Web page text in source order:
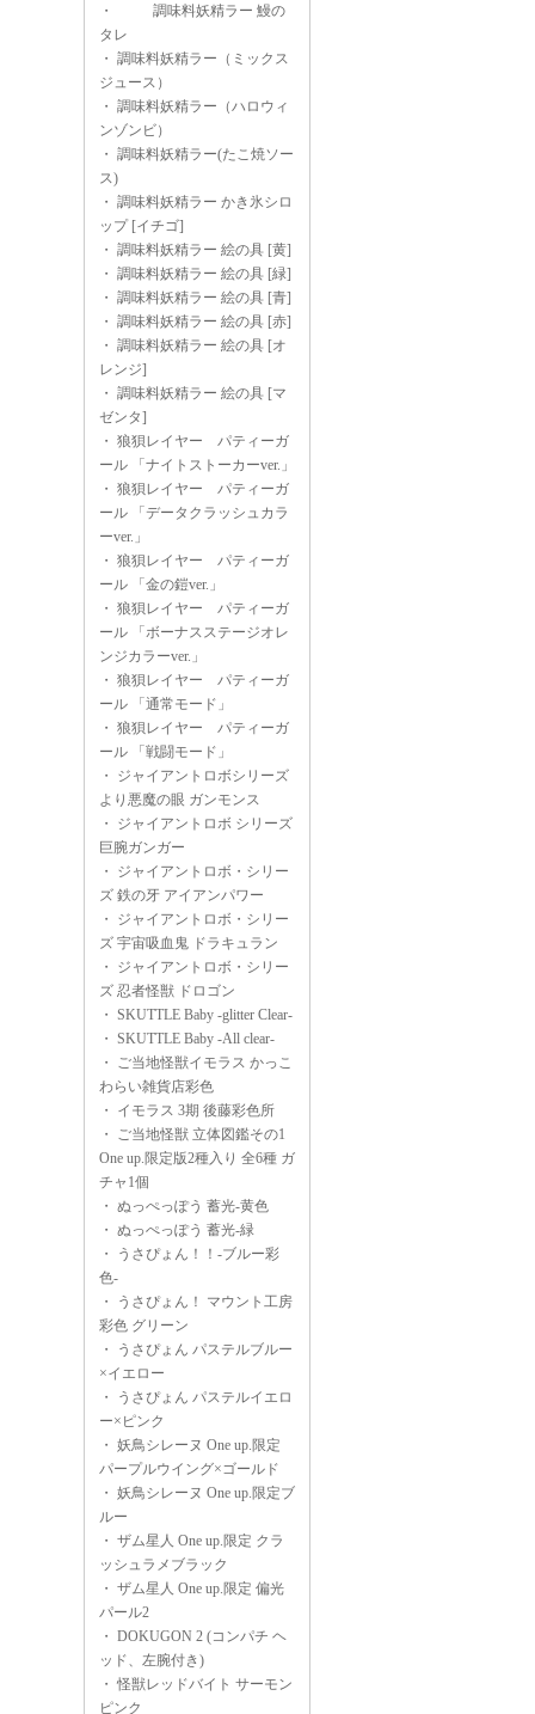
・
調味料妖精ラー 鰻の
タレ
・ 調味料妖精ラー（ミックス
ジュース）
・ 調味料妖精ラー（ハロウィ
ンゾンビ）
・ 調味料妖精ラー(たこ焼ソー
ス)
・ 調味料妖精ラー かき氷シロ
ップ [イチゴ]
・ 調味料妖精ラー 絵の具 [黄]
・ 調味料妖精ラー 絵の具 [緑]
・ 調味料妖精ラー 絵の具 [青]
・ 調味料妖精ラー 絵の具 [赤]
・ 調味料妖精ラー 絵の具 [オ
レンジ]
・ 調味料妖精ラー 絵の具 [マ
ゼンタ]
・ 狼狽レイヤー パティーガ
ール 「ナイトストーカーver.」
・ 狼狽レイヤー パティーガ
ール 「データクラッシュカラ
ーver.」
・ 狼狽レイヤー パティーガ
ール 「金の鎧ver.」
・ 狼狽レイヤー パティーガ
ール 「ボーナスステージオレ
ンジカラーver.」
・ 狼狽レイヤー パティーガ
ール 「通常モード」
・ 狼狽レイヤー パティーガ
ール 「戦闘モード」
・ ジャイアントロボシリーズ
より悪魔の眼 ガンモンス
・ ジャイアントロボ シリーズ
巨腕ガンガー
・ ジャイアントロボ・シリー
ズ 鉄の牙 アイアンパワー
・ ジャイアントロボ・シリー
ズ 宇宙吸血鬼 ドラキュラン
・ ジャイアントロボ・シリー
ズ 忍者怪獣 ドロゴン
・ SKUTTLE Baby -glitter Clear-
・ SKUTTLE Baby -All clear-
・ ご当地怪獣イモラス かっこ
わらい雑貨店彩色
・ イモラス 3期 後藤彩色所
・ ご当地怪獣 立体図鑑その1
One up.限定版2種入り 全6種 ガ
チャ1個
・ ぬっぺっぽう 蓄光-黄色
・ ぬっぺっぽう 蓄光-緑
・
うさぴょん！！-ブルー彩
色-
・
うさぴょん！ マウント工房
彩色 グリーン
・
うさぴょん パステルブルー
×イエロー
・
うさぴょん パステルイエロ
ー×ピンク
・ 妖鳥シレーヌ One up.限定
パープルウイング×ゴールド
・ 妖鳥シレーヌ One up.限定ブ
ルー
・ ザム星人 One up.限定 クラ
ッシュラメブラック
・ ザム星人 One up.限定 偏光
パール2
・ DOKUGON 2 (コンパチ ヘ
ッド、左腕付き)
・怪獣レッドバイト サーモン
ピンク